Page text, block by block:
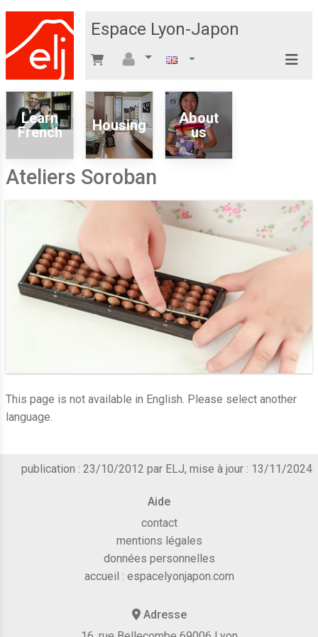
Espace Lyon-Japon
Learn
French
Housing
About
us
Ateliers Soroban
This page is not available in English. Please select another
language.
publication : 23/10/2012 par ELJ, mise à jour : 13/11/2024
Aide
contact
mentions légales
données personnelles
accueil : espacelyonjapon.com
Adresse